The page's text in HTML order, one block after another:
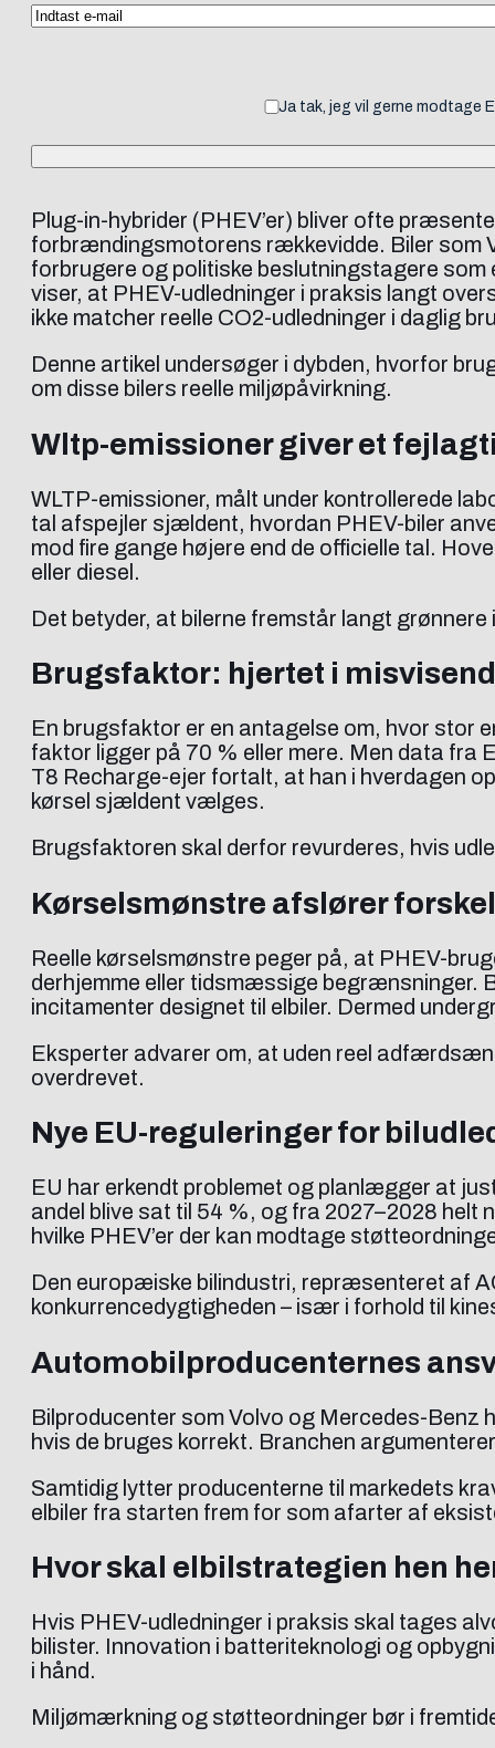
Ja tak, jeg vil gerne modtage
Plug-in-hybrider (PHEV’er) bliver ofte
forbrændingsmotorens rækkevidde. Biler som
forbrugere og politiske beslutningstagere
viser, at PHEV-udledninger i praksis langt
ikke matcher reelle CO2-udledninger i daglig
Denne artikel undersøger i dybden, hvorfor
om disse bilers reelle miljøpåvirkning.
Wltp-emissioner giver et
WLTP-emissioner, målt under kontrollerede
tal afspejler sjældent, hvordan PHEV-biler
mod fire gange højere end de officielle tal.
eller diesel.
Det betyder, at bilerne fremstår langt
Brugsfaktor: hjertet i
En brugsfaktor er en antagelse om, hvor stor
faktor ligger på 70 % eller mere. Men data fra
T8 Recharge-ejer fortalt, at han i hverdagen
kørsel sjældent vælges.
Brugsfaktoren skal derfor revurderes, hvis
Kørselsmønstre afslører
Reelle kørselsmønstre peger på, at PHEV-
derhjemme eller tidsmæssige begrænsninger.
incitamenter designet til elbiler. Dermed
Eksperter advarer om, at uden reel
overdrevet.
Nye EU-reguleringer for
EU har erkendt problemet og planlægger at
andel blive sat til 54 %, og fra 2027–2028
hvilke PHEV’er der kan modtage
Den europæiske bilindustri, repræsenteret af
konkurrencedygtigheden – især i forhold til
Automobilproducenternes
Bilproducenter som Volvo og Mercedes-Benz
hvis de bruges korrekt. Branchen
Samtidig lytter producenterne til markedets
elbiler fra starten frem for som afarter af
Hvor skal elbilstrategien hen
Hvis PHEV-udledninger i praksis skal tages
bilister. Innovation i batteriteknologi og
i hånd.
Miljømærkning og støtteordninger bør i